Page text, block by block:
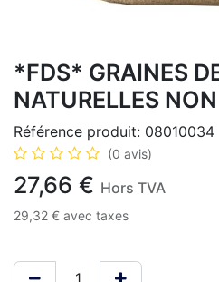
*FDS* GRAINES
NATURELLES
Référence produit: 08010034
(0 avis)
27,66 € Hors TVA
29,32 € avec taxes